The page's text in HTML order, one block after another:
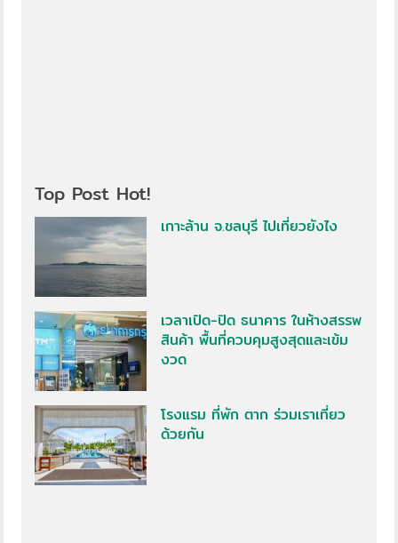
Top Post Hot!
เกาะล้าน จ.ชลบุรี ไปเที่ยวยังไง
เวลาเปิด-ปิด ธนาคาร ในห้างสรรพ
สินค้า พื้นที่ควบคุมสูงสุดและเข้ม
งวด
โรงแรม ที่พัก ตาก ร่วมเราเที่ยว
ด้วยกัน